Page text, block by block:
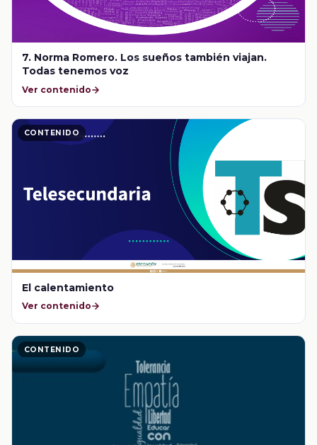
7. Norma Romero. Los sueños también viajan.
Todas tenemos voz
Ver contenido
CONTENIDO
El calentamiento
Ver contenido
CONTENIDO